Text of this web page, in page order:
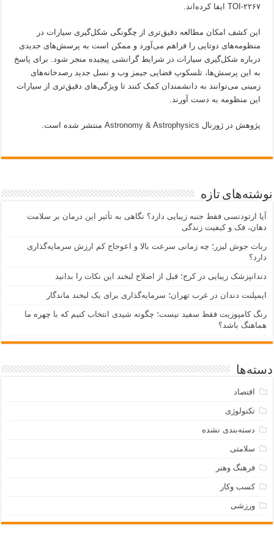
TOI-۲۲۶۷ ایفا کرده‌اند.
این کشف امکان مطالعه دقیق‌تری از چگونگی شکل‌گیری سیارات در
منظومه‌های دوتایی را فراهم می‌آورد و ممکن است به پرسش‌های جدیدی
درباره شکل‌گیری سیارات در شرایط گرانشی پیچیده منجر شود. برای پاسخ
به این پرسش‌ها، تلسکوپ فضایی جیمز وب و نسل جدید رصدخانه‌های
زمینی می‌توانند به دانشمندان کمک کنند تا ویژگی‌های دقیق‌تری از سیارات
این منظومه به دست آورند.
پژوهش در ژورنال Astronomy & Astrophysics منتشر شده است.
نوشته‌های تازه
آیا ارتودنسی فقط جنبه زیبایی دارد؟ نگاهی به تأثیر این درمان بر سلامت
دهان، فک و کیفیت زندگی
ربات جوش لیزر؛ چه زمانی سرعت بالا و اعوجاج کم ارزش سرمایه‌گذاری
دارد؟
دندانپزشک زیبایی در کرج؛ قبل از اصلاح لبخند این نکات را بدانید
ایمپلنت دندان در غرب تهران؛ سرمایه‌گذاری برای یک لبخند ماندگار
رنگ کامپوزیت فقط سفید نیست؛ چگونه شیدی انتخاب کنیم که با چهره ما
هماهنگ باشد؟
دسته‌ها
اقتصاد
تکنولوژی
دسته‌بندی نشده
سلامتی
فرهنگ وهنر
کسب وکار
ورزشی